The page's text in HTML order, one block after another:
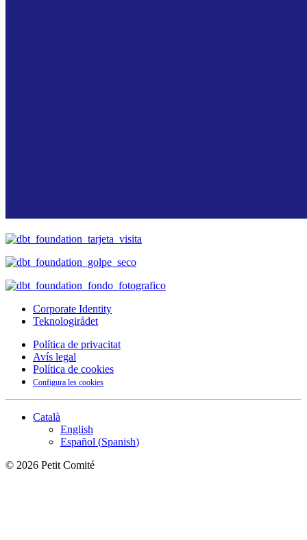
Corporate Identity
Teknologirådet
Política de privacitat
Avís legal
Política de cookies
Configura les cookies
Català
English
Español (Spanish)
© 2026 Petit Comité